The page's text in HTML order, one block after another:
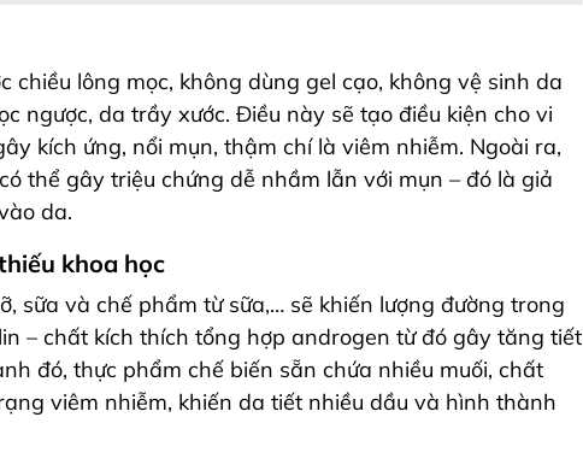
chiều lông mọc, không dùng gel cạo, không vệ sinh da
ngược, da trầy xước. Điều này sẽ tạo điều kiện cho vi
kích ứng, nổi mụn, thậm chí là viêm nhiễm. Ngoài ra,
thể gây triệu chứng dễ nhầm lẫn với mụn – đó là giả
da.
khoa học
sữa và chế phẩm từ sữa,… sẽ khiến lượng đường trong
– chất kích thích tổng hợp androgen từ đó gây tăng tiết
đó, thực phẩm chế biến sẵn chứa nhiều muối, chất
viêm nhiễm, khiến da tiết nhiều dầu và hình thành